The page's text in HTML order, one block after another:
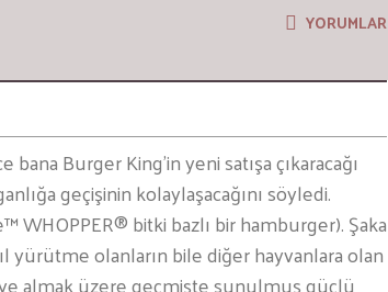
YORUMLAR
Burger King’in yeni satışa çıkaracağı
geçişinin kolaylaşacağını söyledi.
WHOPPER® bitki bazlı bir hamburger). Şaka
olanların bile diğer hayvanlara olan
almak üzere geçmişte sunulmuş güçlü